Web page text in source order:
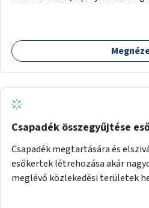
Csapadék összegyűjtése
Csapadék megtartására és
esőkertek létrehozása akár
meglévő közlekedési területek